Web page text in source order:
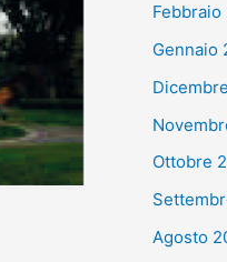
Febbraio
Gennaio
Ottobre
Agosto